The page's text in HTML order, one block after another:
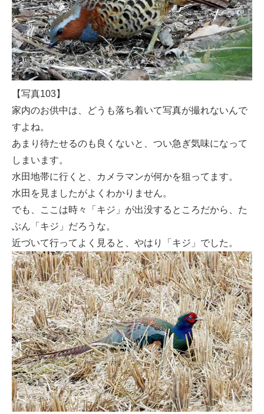
【写真103】
家内のお供中は、どうも落ち着いて写真が撮れないんで
すよね。
あまり待たせるのも良くないと、つい急ぎ気味になって
しまいます。
水田地帯に行くと、カメラマンが何かを狙ってます。
水田を見ましたがよくわかりません。
でも、ここは時々「キジ」が出没するところだから、た
ぶん「キジ」だろうな。
近づいて行ってよく見ると、やはり「キジ」でした。